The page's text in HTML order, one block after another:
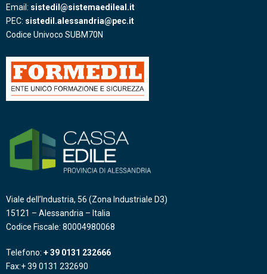
Email: sistedil@sistemaedileal.it
PEC: sistedil.alessandria@pec.it
Codice Univoco SUBM70N
Viale dell’Industria, 56 (Zona Industriale D3)
15121 – Alessandria – Italia
Codice Fiscale: 80004980068
Telefono: + 39 0131 232666
Fax:+ 39 0131 232690